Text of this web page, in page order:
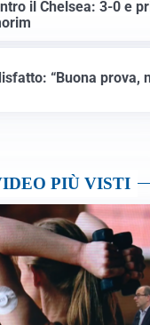
il Chelsea: 3-0 e
“Buona prova,
PIÙ VISTI